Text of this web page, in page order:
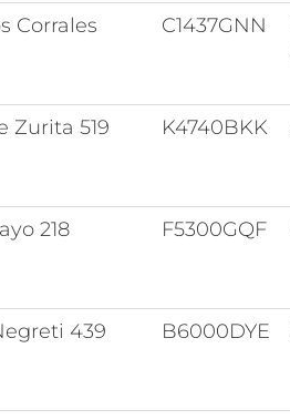
Corrales
C1437GNN
Zurita 519 K4740BKK
218 F5300GQF
439 B6000DYE